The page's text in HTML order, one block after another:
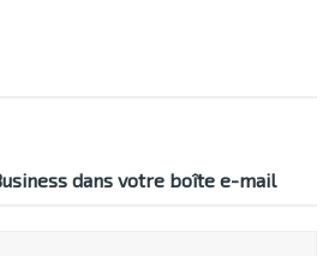
dans votre boîte e-mail